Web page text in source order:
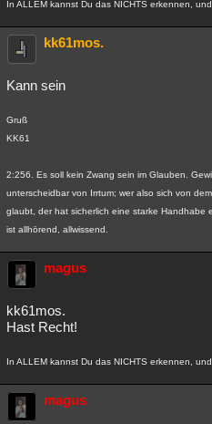
In ALLEM kannst Du das NICHTS erkennen,
kk61mos.
Kann sein
Gruß
KK61
2:256. Es soll kein Zwang sein im Glauben.
unterscheidbar von Irrtum; wer also sich von
glaubt, der hat sicherlich eine starke Handhabe
ist allhörend, allwissend.
magus
kk61mos.
Hast Recht!
In ALLEM kannst Du das NICHTS erkennen,
magus